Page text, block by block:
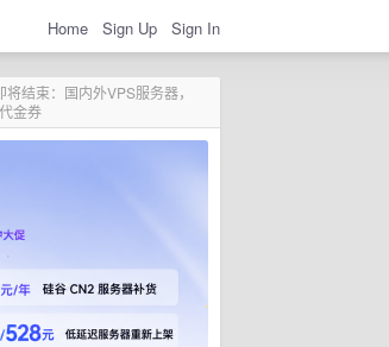
Home Sign Up Sign In
结束：国内外VPS服务器，
金券